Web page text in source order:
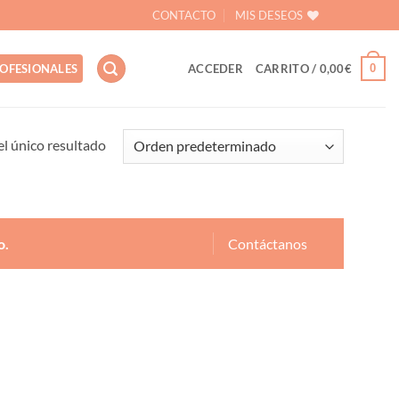
CONTACTO MIS DESEOS
ACCEDER CARRITO / 0,00€ 0
único resultado
Contáctanos